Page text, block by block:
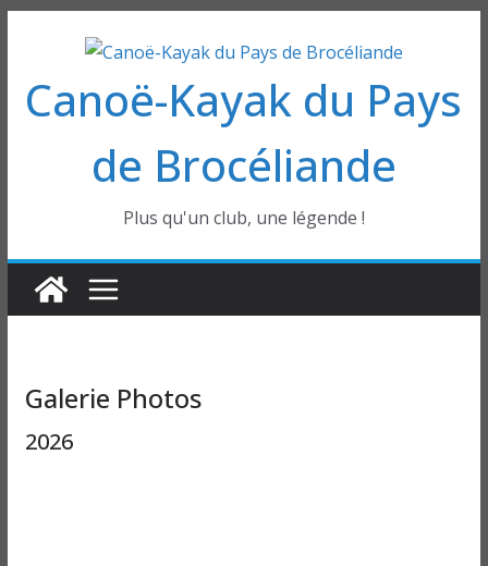
contenu
Canoë-Kayak du Pays
de Brocéliande
Plus qu'un club, une légende !
Galerie Photos
2026